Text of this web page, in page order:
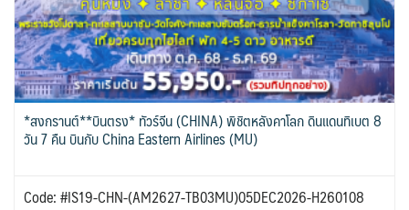
*สงกรานต์**บินตรง* ทัวร์จีน (CHINA) พิชิตหลังคาโลก ดินแดนทิเบต 8
วัน 7 คืน บินกับ China Eastern Airlines (MU)
Code: #IS19-CHN-(AM2627-TB03MU)05DEC2026-H260108